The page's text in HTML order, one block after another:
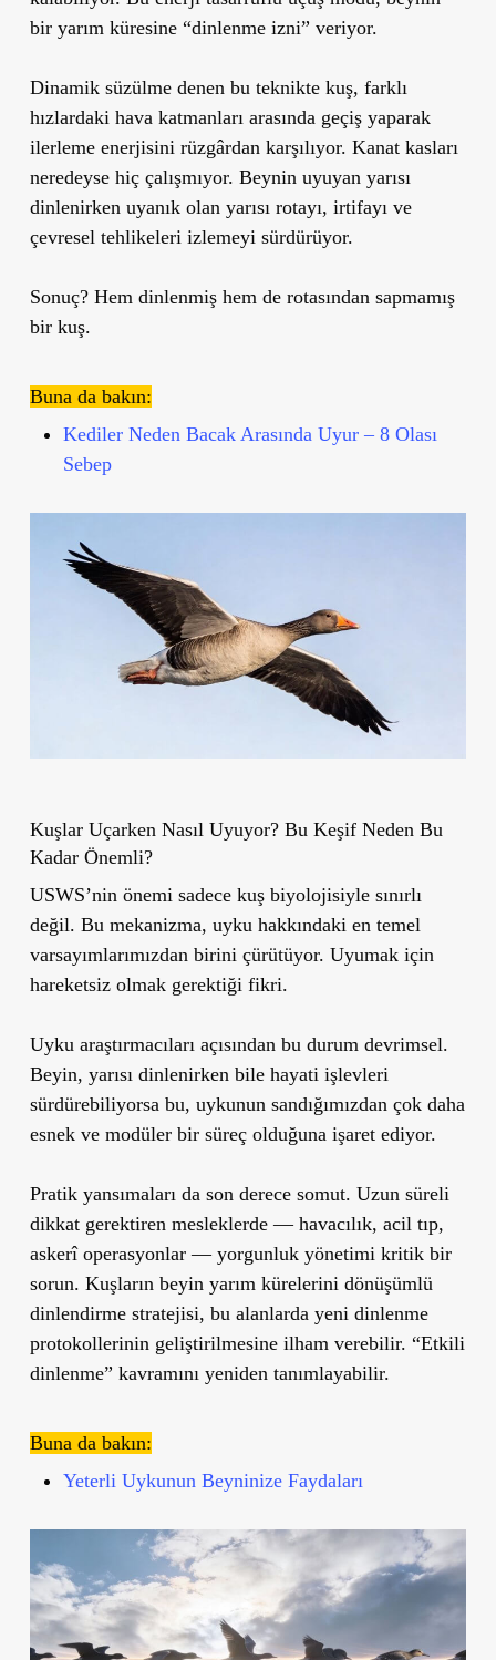
bir yarım küresine “dinlenme izni” veriyor.
Dinamik süzülme denen bu teknikte kuş, farklı
hızlardaki hava katmanları arasında geçiş yaparak
ilerleme enerjisini rüzgârdan karşılıyor. Kanat kasları
neredeyse hiç çalışmıyor. Beynin uyuyan yarısı
dinlenirken uyanık olan yarısı rotayı, irtifayı ve
çevresel tehlikeleri izlemeyi sürdürüyor.
Sonuç? Hem dinlenmiş hem de rotasından sapmamış
bir kuş.
Buna da bakın:
Kediler Neden Bacak Arasında Uyur – 8 Olası
Sebep
Kuşlar Uçarken Nasıl Uyuyor? Bu Keşif Neden Bu
Kadar Önemli?
USWS’nin önemi sadece kuş biyolojisiyle sınırlı
değil. Bu mekanizma, uyku hakkındaki en temel
varsayımlarımızdan birini çürütüyor. Uyumak için
hareketsiz olmak gerektiği fikri.
Uyku araştırmacıları açısından bu durum devrimsel.
Beyin, yarısı dinlenirken bile hayati işlevleri
sürdürebiliyorsa bu, uykunun sandığımızdan çok daha
esnek ve modüler bir süreç olduğuna işaret ediyor.
Pratik yansımaları da son derece somut. Uzun süreli
dikkat gerektiren mesleklerde — havacılık, acil tıp,
askerî operasyonlar — yorgunluk yönetimi kritik bir
sorun. Kuşların beyin yarım kürelerini dönüşümlü
dinlendirme stratejisi, bu alanlarda yeni dinlenme
protokollerinin geliştirilmesine ilham verebilir. “Etkili
dinlenme” kavramını yeniden tanımlayabilir.
Buna da bakın:
Yeterli Uykunun Beyninize Faydaları